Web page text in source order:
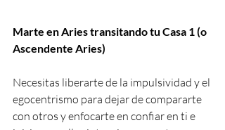
Marte en Aries transitando tu Casa 1 (o
Ascendente Aries)
Necesitas liberarte de la impulsividad y el
egocentrismo para dejar de compararte
con otros y enfocarte en confiar en ti e